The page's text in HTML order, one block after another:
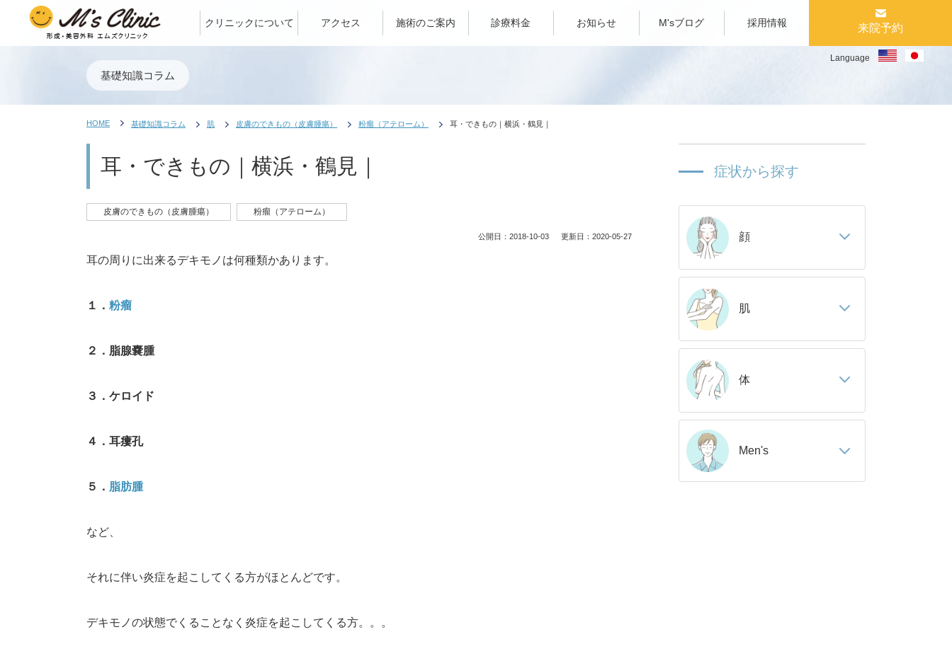
クリニックについて アクセス 施術のご案内 診療料金 お知らせ M'sブログ 採用情報 来院予約
Language
基礎知識コラム
HOME 基礎知識コラム 肌 皮膚のできもの（皮膚腫瘍） 粉瘤（アテローム） 耳・できもの｜横浜・鶴見｜
耳・できもの｜横浜・鶴見｜
皮膚のできもの（皮膚腫瘍） 粉瘤（アテローム）
公開日： 2018-10-03 更新日： 2020-05-27
耳の周りに出来るデキモノは何種類かあります。
１． 粉瘤
２．脂腺嚢腫
３．ケロイド
４．耳瘻孔
５． 脂肪腫
など、
それに伴い炎症を起こしてくる方がほとんどです。
デキモノの状態でくることなく炎症を起こしてくる方。。。
症状から探す
顔
肌
体
Men's